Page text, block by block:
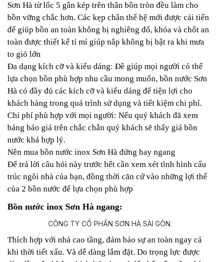
Sơn Hà từ lốc 5 gân kép trên thân bồn tròn đều làm cho
bồn vững chắc hơn. Các kẹp chân thế hệ mới được cải tiến
để giúp bồn an toàn không bị nghiêng đổ, khóa và chốt an
toàn được thiết kế tỉ mỉ giúp nắp không bị bật ra khi mưa
to gió lớn
Đa dạng kích cỡ và kiểu dáng: Đề giúp mọi người có thể
lựa chọn bồn phù hợp nhu cầu mong muốn, bồn nước Sơn
Hà có đầy đủ các kích cỡ và kiểu dáng để tiện lợi cho
khách hàng trong quá trình sử dụng và tiết kiệm chi phí.
Chi phí phù hợp với mọi người: Nếu quý khách đã xem
bảng báo giá trên chắc chắn quý khách sẽ thấy giá bồn
nước khá hợp lý.
Nên mua bồn nước inox Sơn Hà đứng hay ngang
Để trả lời câu hỏi này trước hết cần xem xét tình hình cấu
trúc ngôi nhà của bạn, đồng thời căn cứ vào những lợi thế
của 2 bồn nước để lựa chọn phù hợp
Bồn nước inox Sơn Hà ngang:
Thích hợp với nhà cao tầng, đảm bảo sự an toàn ngay cả
khi thời tiết xấu. Và dễ dàng lắm đặt. Do trọng lực được